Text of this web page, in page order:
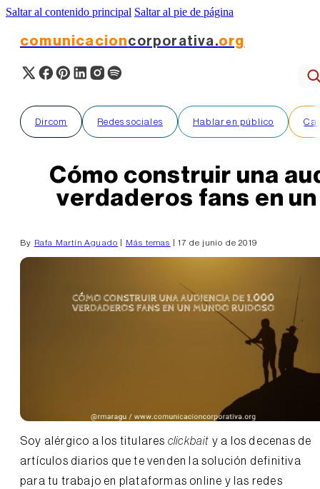
Saltar al contenido principal Saltar al pie de página
comunicacioncorporativa.org
Dircom Redes sociales Hablar en público
Cómo construir una
verdaderos fans en
By Rafa Martín Aguado Más temas | 17 de junio de 2019
Soy alérgico a los titulares clickbait y a los decenas de
artículos diarios que te venden la solución definitiva
para tu trabajo en plataformas online y las redes